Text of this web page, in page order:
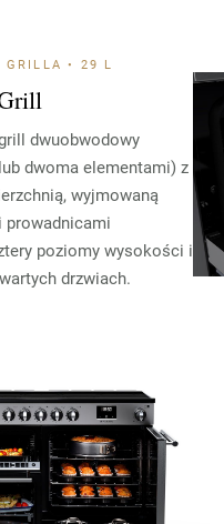
GRILLA • 29 L
dwuobwodowy
dwoma elementami) z
wyjmowaną
prowadnicami
poziomy wysokości i
drzwiach.